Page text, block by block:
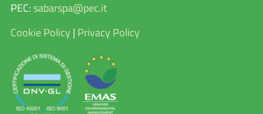
PEC: sabarspa@pec.it
Cookie Policy | Privacy Policy